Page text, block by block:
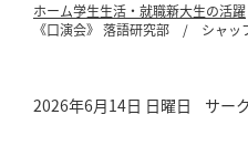
ホーム学生生活・就職新大生の活躍
《口演会》 落語研究部 / シャッ
2026年6月14日 日曜日 サー